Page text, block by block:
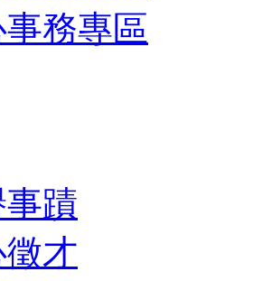
務專區
蹟
才